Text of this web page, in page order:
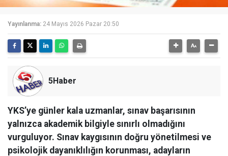
Yayınlanma: 24 Mayıs 2026 Pazar 20:50
5Haber
YKS’ye günler kala uzmanlar, sınav başarısının
yalnızca akademik bilgiyle sınırlı olmadığını
vurguluyor. Sınav kaygısının doğru yönetilmesi ve
psikolojik dayanıklılığın korunması, adayların